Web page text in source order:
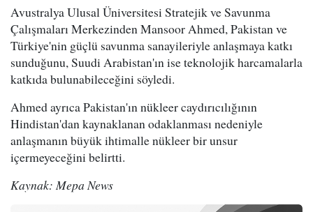
Avustralya Ulusal Üniversitesi Stratejik ve Savunma
Çalışmaları Merkezinden Mansoor Ahmed, Pakistan ve
Türkiye'nin güçlü savunma sanayileriyle anlaşmaya katkı
sunduğunu, Suudi Arabistan'ın ise teknolojik harcamalarla
katkıda bulunabileceğini söyledi.
Ahmed ayrıca Pakistan'ın nükleer caydırıcılığının
Hindistan'dan kaynaklanan odaklanması nedeniyle
anlaşmanın büyük ihtimalle nükleer bir unsur
içermeyeceğini belirtti.
Kaynak: Mepa News